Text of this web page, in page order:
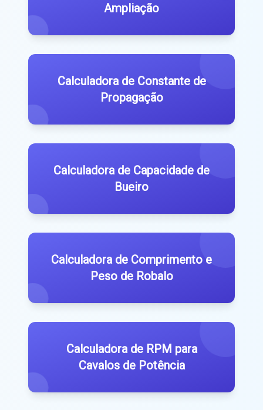
Ampliação
Calculadora de Constante de
Propagação
Calculadora de Capacidade de
Bueiro
Calculadora de Comprimento e
Peso de Robalo
Calculadora de RPM para
Cavalos de Potência